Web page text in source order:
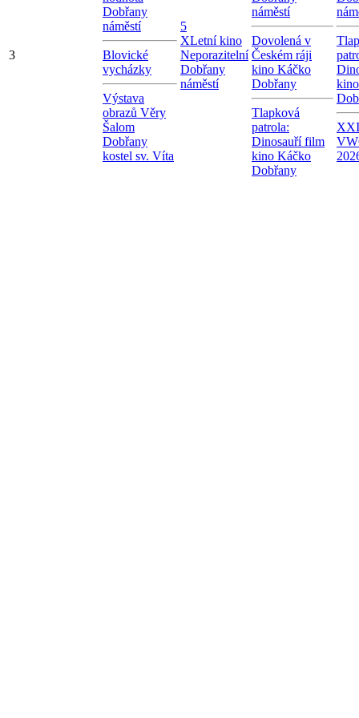
3
Dobřany
náměstí
Blovické
vycházky
Výstava
obrazů Věry
Šalom
Dobřany
kostel sv. Víta
5
XLetní kino
Neporazitelní
Dobřany
náměstí
náměstí
Dovolená v
Českém ráji
kino Káčko
Dobřany
Tlapková
patrola:
Dinosauří film
kino Káčko
Dobřany